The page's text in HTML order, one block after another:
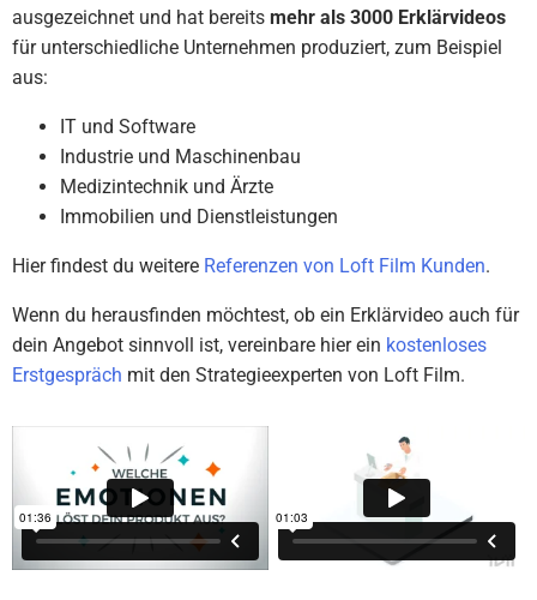
ausgezeichnet und hat bereits mehr als 3000 Erklärvideos
für unterschiedliche Unternehmen produziert, zum Beispiel
aus:
IT und Software
Industrie und Maschinenbau
Medizintechnik und Ärzte
Immobilien und Dienstleistungen
Hier findest du weitere Referenzen von Loft Film Kunden.
Wenn du herausfinden möchtest, ob ein Erklärvideo auch für
dein Angebot sinnvoll ist, vereinbare hier ein kostenloses
Erstgespräch mit den Strategieexperten von Loft Film.